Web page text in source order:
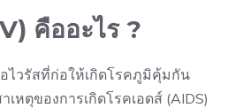
คืออะไร ?
อไวรัสที่ก่อให้เกิดโรคภูมิคุ้มกัน
เหตุของการเกิดโรคเอดส์ (AIDS)